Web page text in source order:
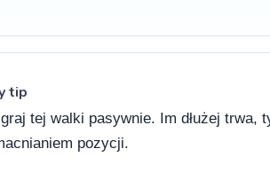
tip
tej walki pasywnie. Im dłużej
pozycji.